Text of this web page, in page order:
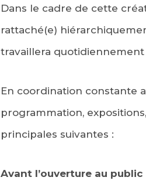
Dans le cadre de cette
rattaché(e)
travaillera
En coordination constante
programmation,
principales suivantes :
Avant l’ouverture au